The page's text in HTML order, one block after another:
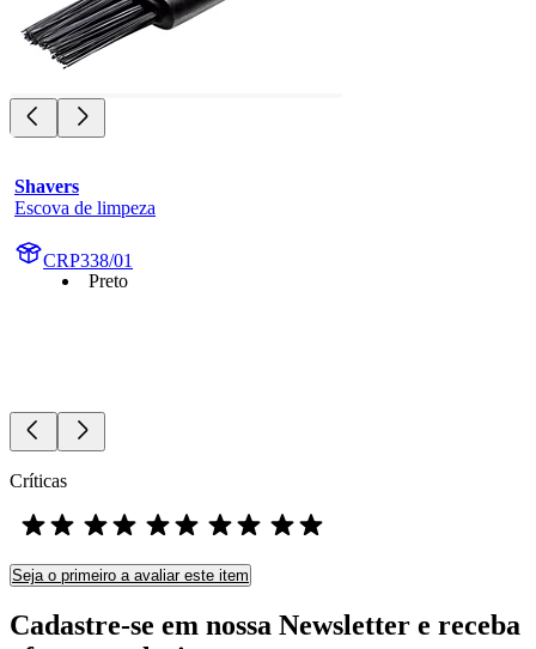
Shavers
Escova de limpeza
CRP338/01
Preto
Críticas
Seja o primeiro a avaliar este item
Cadastre-se em nossa Newsletter e receba